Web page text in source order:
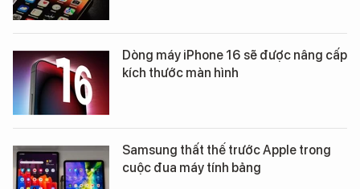
Dòng máy iPhone 16 sẽ được nâng cấp
kích thước màn hình
Samsung thất thế trước Apple trong
cuộc đua máy tính bảng